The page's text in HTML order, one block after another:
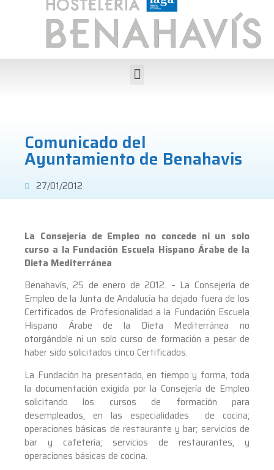
Comunicado del
Ayuntamiento de Benahavis
27/01/2012
La Consejería de Empleo no concede ni un solo
curso a la Fundación Escuela Hispano Árabe de la
Dieta Mediterránea
Benahavís, 25 de enero de 2012. – La Consejería de
Empleo de la Junta de Andalucía ha dejado fuera de los
Certificados de Profesionalidad a la Fundación Escuela
Hispano Árabe de la Dieta Mediterránea no
otorgándole ni un solo curso de formación a pesar de
haber sido solicitados cinco Certificados.
La Fundación ha presentado, en tiempo y forma, toda
la documentación exigida por la Consejería de Empleo
solicitando los cursos de formación para
desempleados, en las especialidades de cocina;
operaciones básicas de restaurante y bar; servicios de
bar y cafetería; servicios de restaurantes, y
operaciones básicas de cocina.